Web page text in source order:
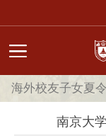
海外校友子女夏
南京大